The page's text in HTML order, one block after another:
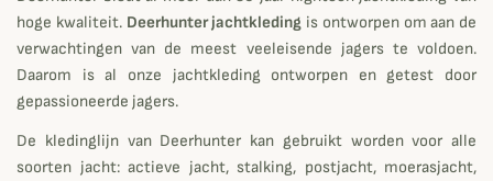
hoge kwaliteit. Deerhunter jachtkleding is ontworpen om aan de
verwachtingen van de meest veeleisende jagers te voldoen.
Daarom is al onze jachtkleding ontworpen en getest door
gepassioneerde jagers.
De kledinglijn van Deerhunter kan gebruikt worden voor alle
soorten jacht: actieve jacht, stalking, postjacht, moerasjacht,